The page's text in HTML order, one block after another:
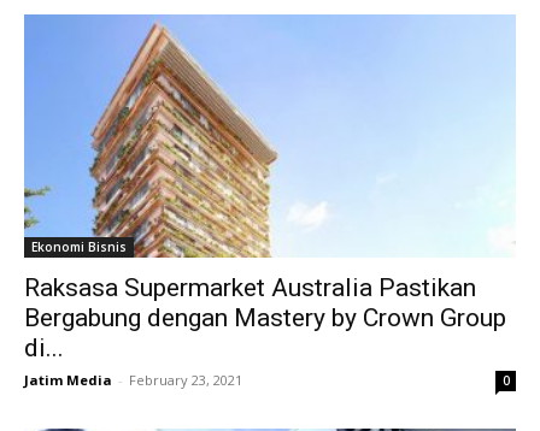
Ekonomi Bisnis
Raksasa Supermarket Australia Pastikan
Bergabung dengan Mastery by Crown Group
di...
Jatim Media - February 23, 2021 0